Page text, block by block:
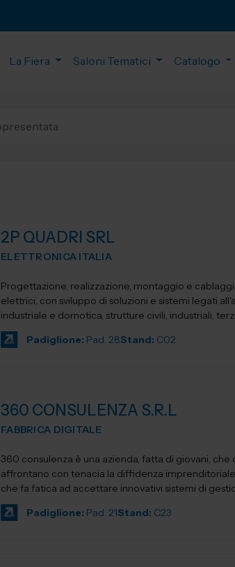
La Fiera Saloni Tematici Catalogo
2P QUADRI SRL
ELETTRONICA ITALIA
Progettazione, realizzazione, montaggio e
elettrici, con sviluppo di soluzioni e sistemi legati
industriale e domotica, strutture civili, industriali,
Padiglione: Pad. 28Stand: C02
360 CONSULENZA S.R.L
FABBRICA DIGITALE
360 consulenza è una azienda, fatta di giovani, che
affrontano con tenacia la diffidenza
che fa fatica ad accettare innovativi sistemi di
Padiglione: Pad. 21Stand: C23